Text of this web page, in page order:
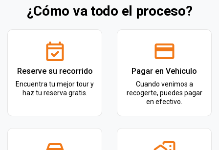
¿Cómo va todo el proceso?
Reserve su recorrido
Encuentra tu mejor tour y
haz tu reserva gratis.
Pagar en Vehiculo
Cuando venimos a
recogerte, puedes pagar
en efectivo.